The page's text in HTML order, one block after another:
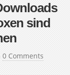
sind
0 Comments